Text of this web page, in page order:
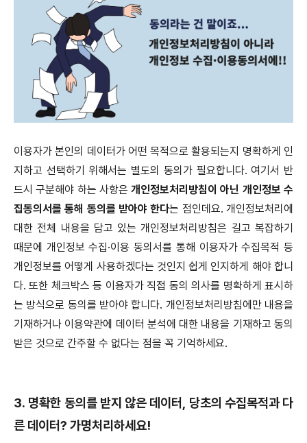
이용자가 본인의 데이터가 어떤 목적으로 활용되는지 명확하게 인
지하고 선택하기 위해서는 별도의 동의가 필요합니다. 여기서 반
드시 구분해야 하는 사항은개인정보처리방침이 아닌 개인정보 수
집동의서를 통해 동의를 받아야 한다는 점인데요. 개인정보처리에
대한 전체 내용을 담고 있는 개인정보처리방침은 길고 복잡하기
때문에 개인정보 수집·이용 동의서를 통해 이용자가 수집목적 등
개인정보를 어떻게 사용하겠다는 것인지 쉽게 인지하게 해야 합니
다. 또한 체크박스 등 이용자가 직접 동의 의사를 명확하게 표시하
는 방식으로 동의를 받아야 합니다. 개인정보처리방침에만 내용을
기재하거나 이용약관에 데이터 분석에 대한 내용을 기재하고 동의
받은 것으로 간주할 수 없다는 점을 꼭 기억하세요.
3. 명확한 동의를 받지 않은 데이터, 당초의 수집목적과 다
른 데이터? 가명처리하세요!